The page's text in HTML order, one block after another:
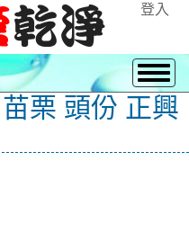
登入
栗 頭份 正興